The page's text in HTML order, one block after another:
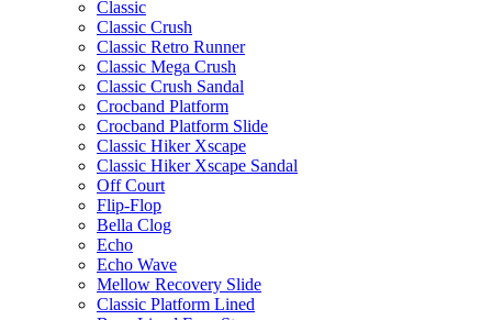
Classic
Classic Crush
Classic Retro Runner
Classic Mega Crush
Classic Crush Sandal
Crocband Platform
Crocband Platform Slide
Classic Hiker Xscape
Classic Hiker Xscape Sandal
Off Court
Flip-Flop
Bella Clog
Echo
Echo Wave
Mellow Recovery Slide
Classic Platform Lined